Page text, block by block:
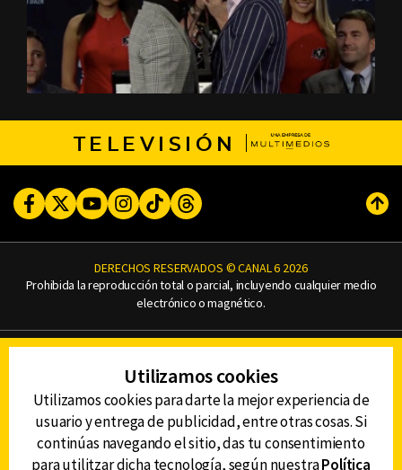
TELEVISIÓN
FacebookTwitterYoutubeInstagram
TikTokThreads
DERECHOS RESERVADOS © CANAL 6 2026
Prohibida la reproducción total o parcial, incluyendo cualquier medio
electrónico o magnético.
AVISO DE PRIVACIDAD
DEFENSORÍA DE LAS AUDIENCIAS
Utilizamos cookies
Utilizamos cookies para darte la mejor experiencia de
usuario y entrega de publicidad, entre otras cosas. Si
continúas navegando el sitio, das tu consentimiento
para utilitzar dicha tecnología, según nuestraPolítica